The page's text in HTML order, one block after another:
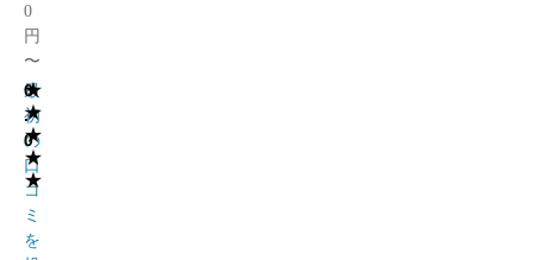
0
円
〜
★
★
★
★
★
0
.
0
最
初
の
口
コ
ミ
を